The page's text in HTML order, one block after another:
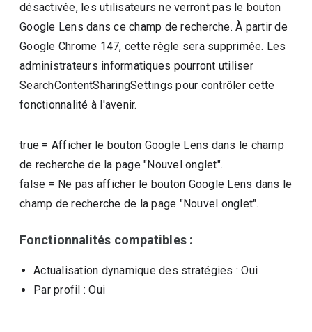
désactivée, les utilisateurs ne verront pas le bouton
Google Lens dans ce champ de recherche. À partir de
Google Chrome 147, cette règle sera supprimée. Les
administrateurs informatiques pourront utiliser
SearchContentSharingSettings pour contrôler cette
fonctionnalité à l'avenir.
true = Afficher le bouton Google Lens dans le champ
de recherche de la page "Nouvel onglet".
false = Ne pas afficher le bouton Google Lens dans le
champ de recherche de la page "Nouvel onglet".
Fonctionnalités compatibles :
Actualisation dynamique des stratégies : Oui
Par profil : Oui